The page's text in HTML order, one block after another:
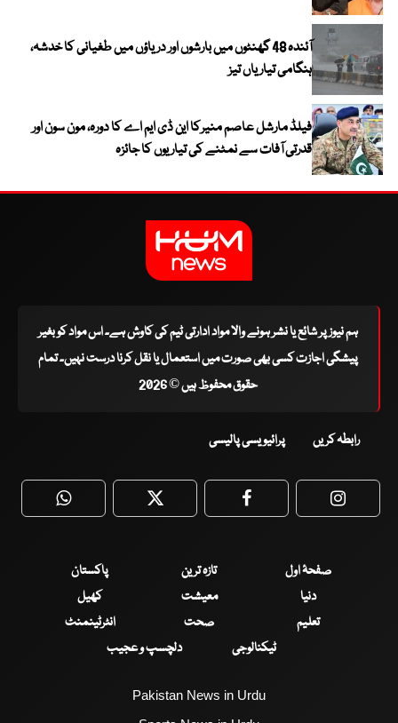
آئندہ 48 گھنٹوں میں بارشوں اور دریاؤں میں طغیانی کا خدشہ،
ہنگامی تیاریاں تیز
فیلڈ مارشل عاصم منیرکا این ڈی ایم اے کا دورہ، مون سون اور
قدرتی آفات سے نمٹنے کی تیاریوں کا جائزہ
ہم نیوز پر شائع یا نشر ہونے والا مواد ادارتی ٹیم کی کاوش ہے۔ اس مواد کو بغیر
پیشگی اجازت کسی بھی صورت میں استعمال یا نقل کرنا درست نہیں۔ تمام
حقوق محفوظ ہیں © 2026
رابطہ کریں پرائیویسی پالیسی
WhatsApp Twitter Facebook
صفحۂ اول تازہ ترین
پاکستان
دنیا
معیشت
کھیل
تعلیم
صحت
انٹرٹینمنٹ
ٹیکنالوجی
دلچسپ و عجیب
Pakistan News in Urdu